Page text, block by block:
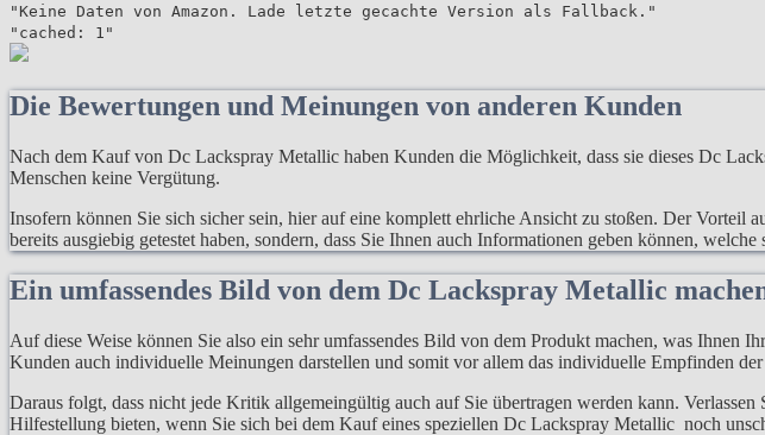
"Keine Daten von Amazon. Lade letzte gecachte Version als Fallback."
"cached: 1"
Die Bewertungen und Meinungen von anderen Kunden
Nach dem Kauf von Dc Lackspray Metallic haben Kunden die Möglichkeit, dass sie dieses Dc
Menschen keine Vergütung.
Insofern können Sie sich sicher sein, hier auf eine komplett ehrliche Ansicht zu stoßen. Der
bereits ausgiebig getestet haben, sondern, dass Sie Ihnen auch Informationen geben können,
Ein umfassendes Bild von dem Dc Lackspray Metallic
Auf diese Weise können Sie also ein sehr umfassendes Bild von dem Produkt machen, was Ihnen
Kunden auch individuelle Meinungen darstellen und somit vor allem das individuelle Empfinden
Daraus folgt, dass nicht jede Kritik allgemeingültig auch auf Sie übertragen werden kann.
Hilfestellung bieten, wenn Sie sich bei dem Kauf eines speziellen Dc Lackspray Metallic noch